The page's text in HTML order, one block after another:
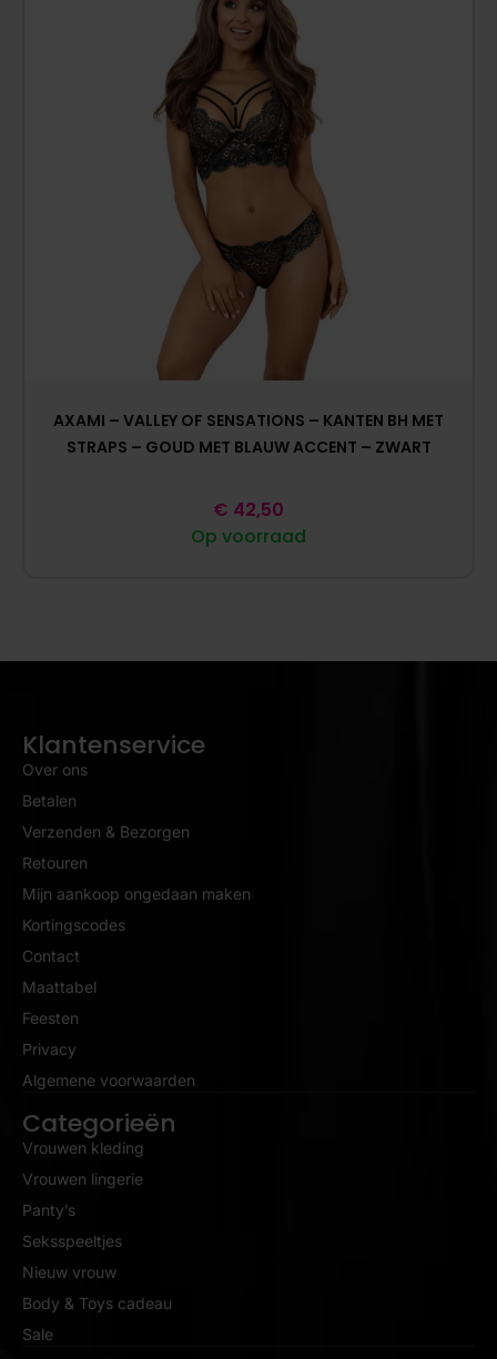
AXAMI – VALLEY OF SENSATIONS – KANTEN BH MET
STRAPS – GOUD MET BLAUW ACCENT – ZWART
Op voorraad
€ 42,50
Klantenservice
Over ons
Betalen
Verzenden & Bezorgen
Retouren
Mijn aankoop ongedaan maken
Kortingscodes
Contact
Maattabel
Feesten
Privacy
Algemene voorwaarden
Categorieën
Vrouwen kleding
Vrouwen lingerie
Panty’s
Seksspeeltjes
Nieuw vrouw
Body & Toys cadeau
Sale